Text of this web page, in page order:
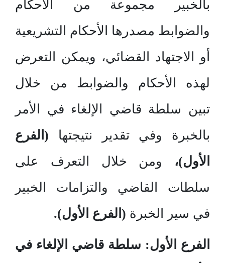
بالخبير مجموعة من الأحكام
والضوابط مصدرها الأحكام التشريعية
أو الاجتهاد القضائي، ويمكن التعرض
لهذه الأحكام والضوابط من خلال
تبين سلطة قاضي الإلغاء في الأمر
بالخبرة وفي تقدير نتيجتها (الفرع
الأول)، ومن خلال التعرف على
سلطات القاضي والتزامات الخبير
في سير الخبرة (الفرع الأول).
الفرع الأول: سلطة قاضي الإلغاء في